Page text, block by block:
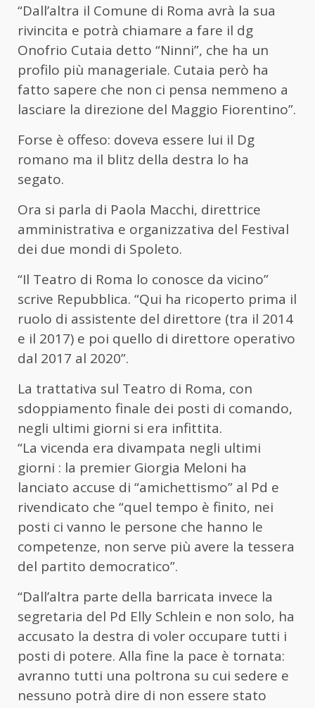
“Dall’altra il Comune di Roma avrà la sua
rivincita e potrà chiamare a fare il dg
Onofrio Cutaia detto “Ninni”, che ha un
profilo più manageriale. Cutaia però ha
fatto sapere che non ci pensa nemmeno a
lasciare la direzione del Maggio Fiorentino”.
Forse è offeso: doveva essere lui il Dg
romano ma il blitz della destra lo ha
segato.
Ora si parla di Paola Macchi, direttrice
amministrativa e organizzativa del Festival
dei due mondi di Spoleto.
“Il Teatro di Roma lo conosce da vicino”
scrive Repubblica. “Qui ha ricoperto prima il
ruolo di assistente del direttore (tra il 2014
e il 2017) e poi quello di direttore operativo
dal 2017 al 2020”.
La trattativa sul Teatro di Roma, con
sdoppiamento finale dei posti di comando,
negli ultimi giorni si era infittita.
“La vicenda era divampata negli ultimi
giorni : la premier Giorgia Meloni ha
lanciato accuse di “amichettismo” al Pd e
rivendicato che “quel tempo è finito, nei
posti ci vanno le persone che hanno le
competenze, non serve più avere la tessera
del partito democratico”.
“Dall’altra parte della barricata invece la
segretaria del Pd Elly Schlein e non solo, ha
accusato la destra di voler occupare tutti i
posti di potere. Alla fine la pace è tornata:
avranno tutti una poltrona su cui sedere e
nessuno potrà dire di non essere stato